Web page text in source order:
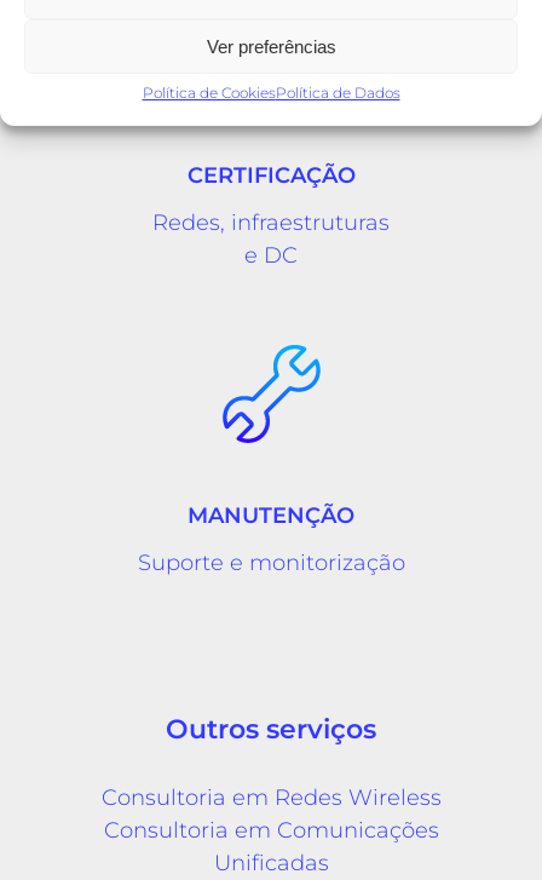
Ver preferências
Política de CookiesPolítica de Dados
CERTIFICAÇÃO
Redes, infraestruturas
e DC
MANUTENÇÃO
Suporte e monitorização
Outros serviços
Consultoria em Redes Wireless
Consultoria em Comunicações
Unificadas